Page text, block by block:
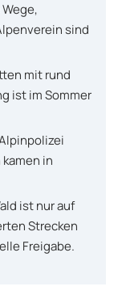
sind
mit rund
ist im Sommer
in
ist nur auf
Strecken
Freigabe.